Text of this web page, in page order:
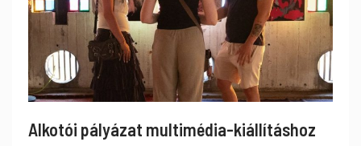
Alkotói pályázat multimédia-kiállításhoz